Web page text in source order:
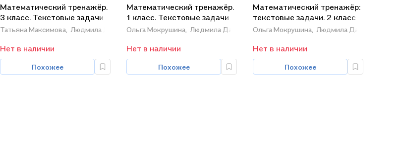
Математический тренажёр.
3 класс. Текстовые задачи
Татьяна Максимова, Людмила Давыдкина
Нет в наличии
Похожее
Математический тренажёр.
1 класс. Текстовые задачи
Ольга Мокрушина, Людмила Давыдкина
Нет в наличии
Похожее
Математический тренажёр:
текстовые задачи. 2 класс
Ольга Мокрушина, Людмила Давыдкина
Нет в наличии
Похожее